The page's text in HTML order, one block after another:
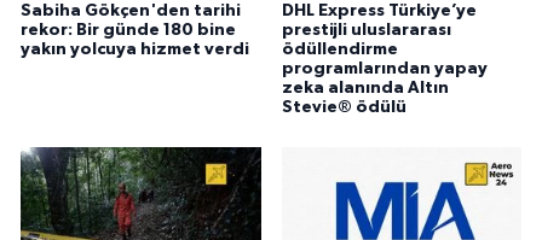
Sabiha Gökçen'den tarihi
rekor: Bir günde 180 bine
yakın yolcuya hizmet verdi
DHL Express Türkiye’ye
prestijli uluslararası
ödüllendirme
programlarından yapay
zeka alanında Altın
Stevie® ödülü